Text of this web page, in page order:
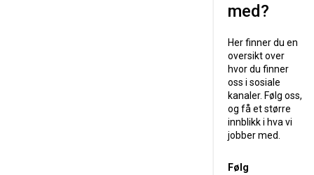
med?
Her finner du en
oversikt over
hvor du finner
oss i sosiale
kanaler. Følg oss,
og få et større
innblikk i hva vi
jobber med.
Følg